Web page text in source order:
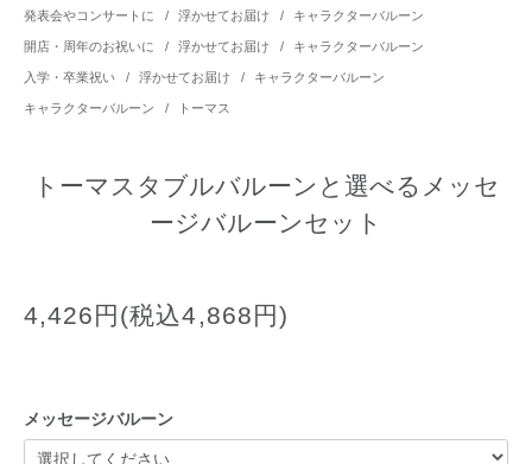
発表会やコンサートに / 浮かせてお届け / キャラクターバルーン
開店・周年のお祝いに / 浮かせてお届け / キャラクターバルーン
入学・卒業祝い / 浮かせてお届け / キャラクターバルーン
キャラクターバルーン / トーマス
トーマスタブルバルーンと選べるメッセ
ージバルーンセット
4,426円(税込4,868円)
メッセージバルーン